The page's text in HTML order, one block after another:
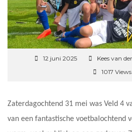
12 juni 2025 Kees van
1017 Views
Zaterdagochtend 31 mei was Veld 4
van een fantastische voetbalochtend